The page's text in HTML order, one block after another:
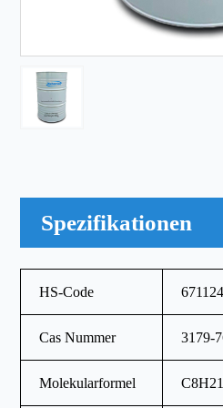
Spezifikationen
HS-Code 671124
Cas Nummer 3179-
Molekularformel